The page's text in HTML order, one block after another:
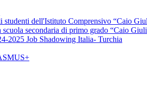
dell'Istituto Comprensivo “Caio
secondaria di primo grado “Caio
2025 Job Shadowing Italia- Turchia